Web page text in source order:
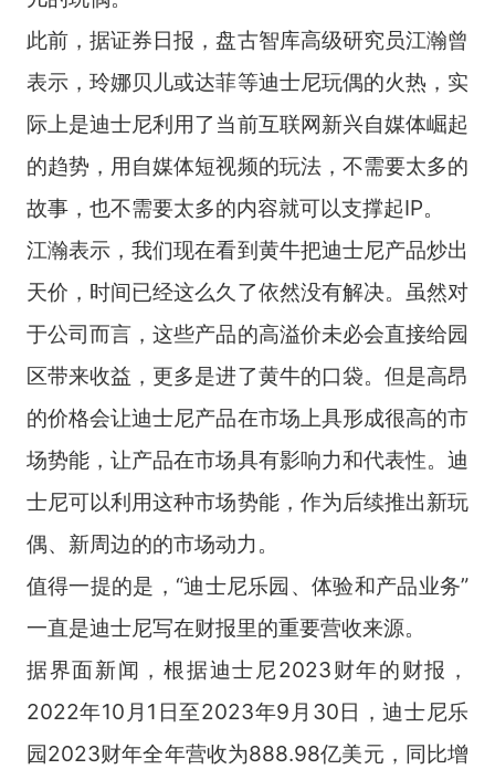
此前，据证券日报，盘古智库高级研究员江瀚曾
表示，玲娜贝儿或达菲等迪士尼玩偶的火热，实
际上是迪士尼利用了当前互联网新兴自媒体崛起
的趋势，用自媒体短视频的玩法，不需要太多的
故事，也不需要太多的内容就可以支撑起IP。
江瀚表示，我们现在看到黄牛把迪士尼产品炒出
天价，时间已经这么久了依然没有解决。虽然对
于公司而言，这些产品的高溢价未必会直接给园
区带来收益，更多是进了黄牛的口袋。但是高昂
的价格会让迪士尼产品在市场上具形成很高的市
场势能，让产品在市场具有影响力和代表性。迪
士尼可以利用这种市场势能，作为后续推出新玩
偶、新周边的的市场动力。
值得一提的是，“迪士尼乐园、体验和产品业务”
一直是迪士尼写在财报里的重要营收来源。
据界面新闻，根据迪士尼2023财年的财报，
2022年10月1日至2023年9月30日，迪士尼乐
园2023财年全年营收为888.98亿美元，同比增